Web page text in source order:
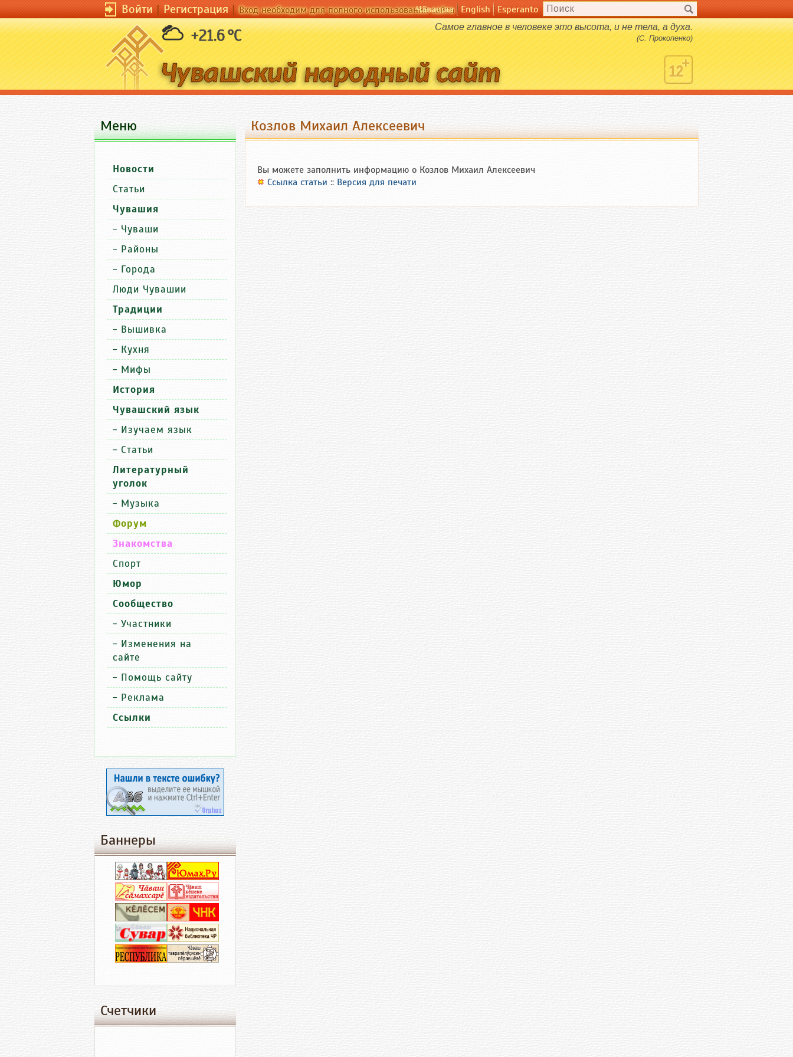
Войти|Регистрация|Вход необходим для полного использования сайта
Чӑвашла English Esperanto
+21.6 °C Самое главное в человеке это высота, и не тела, а духа.
(С. Прокопенко)
Козлов Михаил Алексеевич
Вы можете заполнить информацию о Козлов Михаил Алексеевич
Ссылка статьи :: Версия для печати
Меню
Новости
Статьи
Чувашия
- Чуваши
- Районы
- Города
Люди Чувашии
Традиции
- Вышивка
- Кухня
- Мифы
История
Чувашский язык
- Изучаем язык
- Статьи
Литературный
уголок
- Музыка
Форум
Знакомства
Спорт
Юмор
Сообщество
- Участники
- Изменения на
сайте
- Помощь сайту
- Реклама
Ссылки
Баннеры
Счетчики